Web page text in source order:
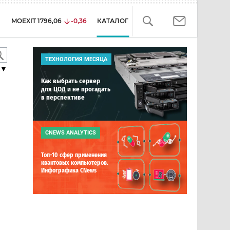
MOEXIT 1796,06 -0,36 КАТАЛОГ
ТЕХНОЛОГИЯ МЕСЯЦА
Как выбрать сервер
для ЦОД и не прогадать
в перспективе
CNEWS ANALYTICS
Топ-10 сфер применения
квантовых компьютеров.
Инфографика CNews